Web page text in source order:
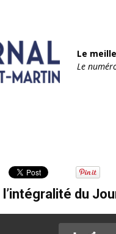
Le
Le
l’intégralité du